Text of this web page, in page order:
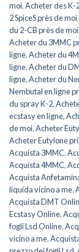
moi,Acheter des K-
2 SpiceS près de moi,
du 2-CB près de moi,
Acheter du 3MMC
ligne,Acheter du
ligne,Acheter du
ligne,Acheter du
Nembutal en ligne
du spray K-2,
ecstasy en ligne,
de moi,Acheter
Acheter Eutylone
Acquista 3MMC,
Acquista 4MMC,
Acquista
liquida vicino a me,
Acquista DMT
Ecstasy Online,
fogli Lsd Online,
vicino a me,